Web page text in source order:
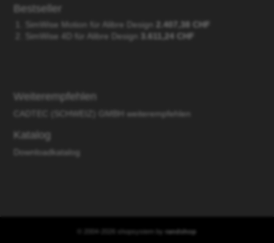
Bestseller
SimWise Motion für Alibre Design
2.407,38 CHF
SimWise 4D für Alibre Design
3.611,24 CHF
Weiterempfehlen
CADTEC (SCHWEIZ) GMBH weiterempfehlen
Katalog
Downloadkatalog
randshop